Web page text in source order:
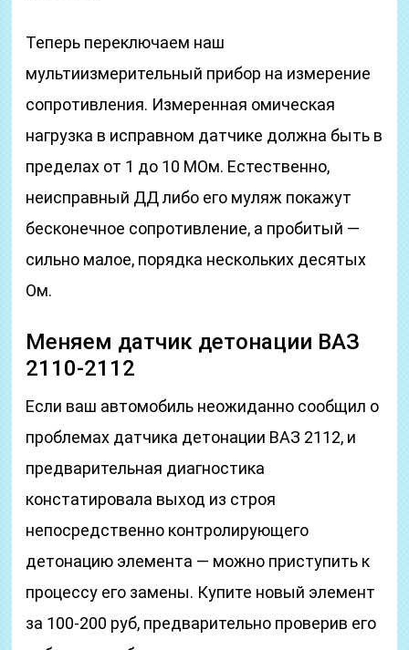
Теперь переключаем наш
мультиизмерительный прибор на измерение
сопротивления. Измеренная омическая
нагрузка в исправном датчике должна быть в
пределах от 1 до 10 МОм. Естественно,
неисправный ДД либо его муляж покажут
бесконечное сопротивление, а пробитый —
сильно малое, порядка нескольких десятых
Ом.
Меняем датчик детонации ВАЗ
2110-2112
Если ваш автомобиль неожиданно сообщил о
проблемах датчика детонации ВАЗ 2112, и
предварительная диагностика
констатировала выход из строя
непосредственно контролирующего
детонацию элемента — можно приступить к
процессу его замены. Купите новый элемент
за 100-200 руб, предварительно проверив его